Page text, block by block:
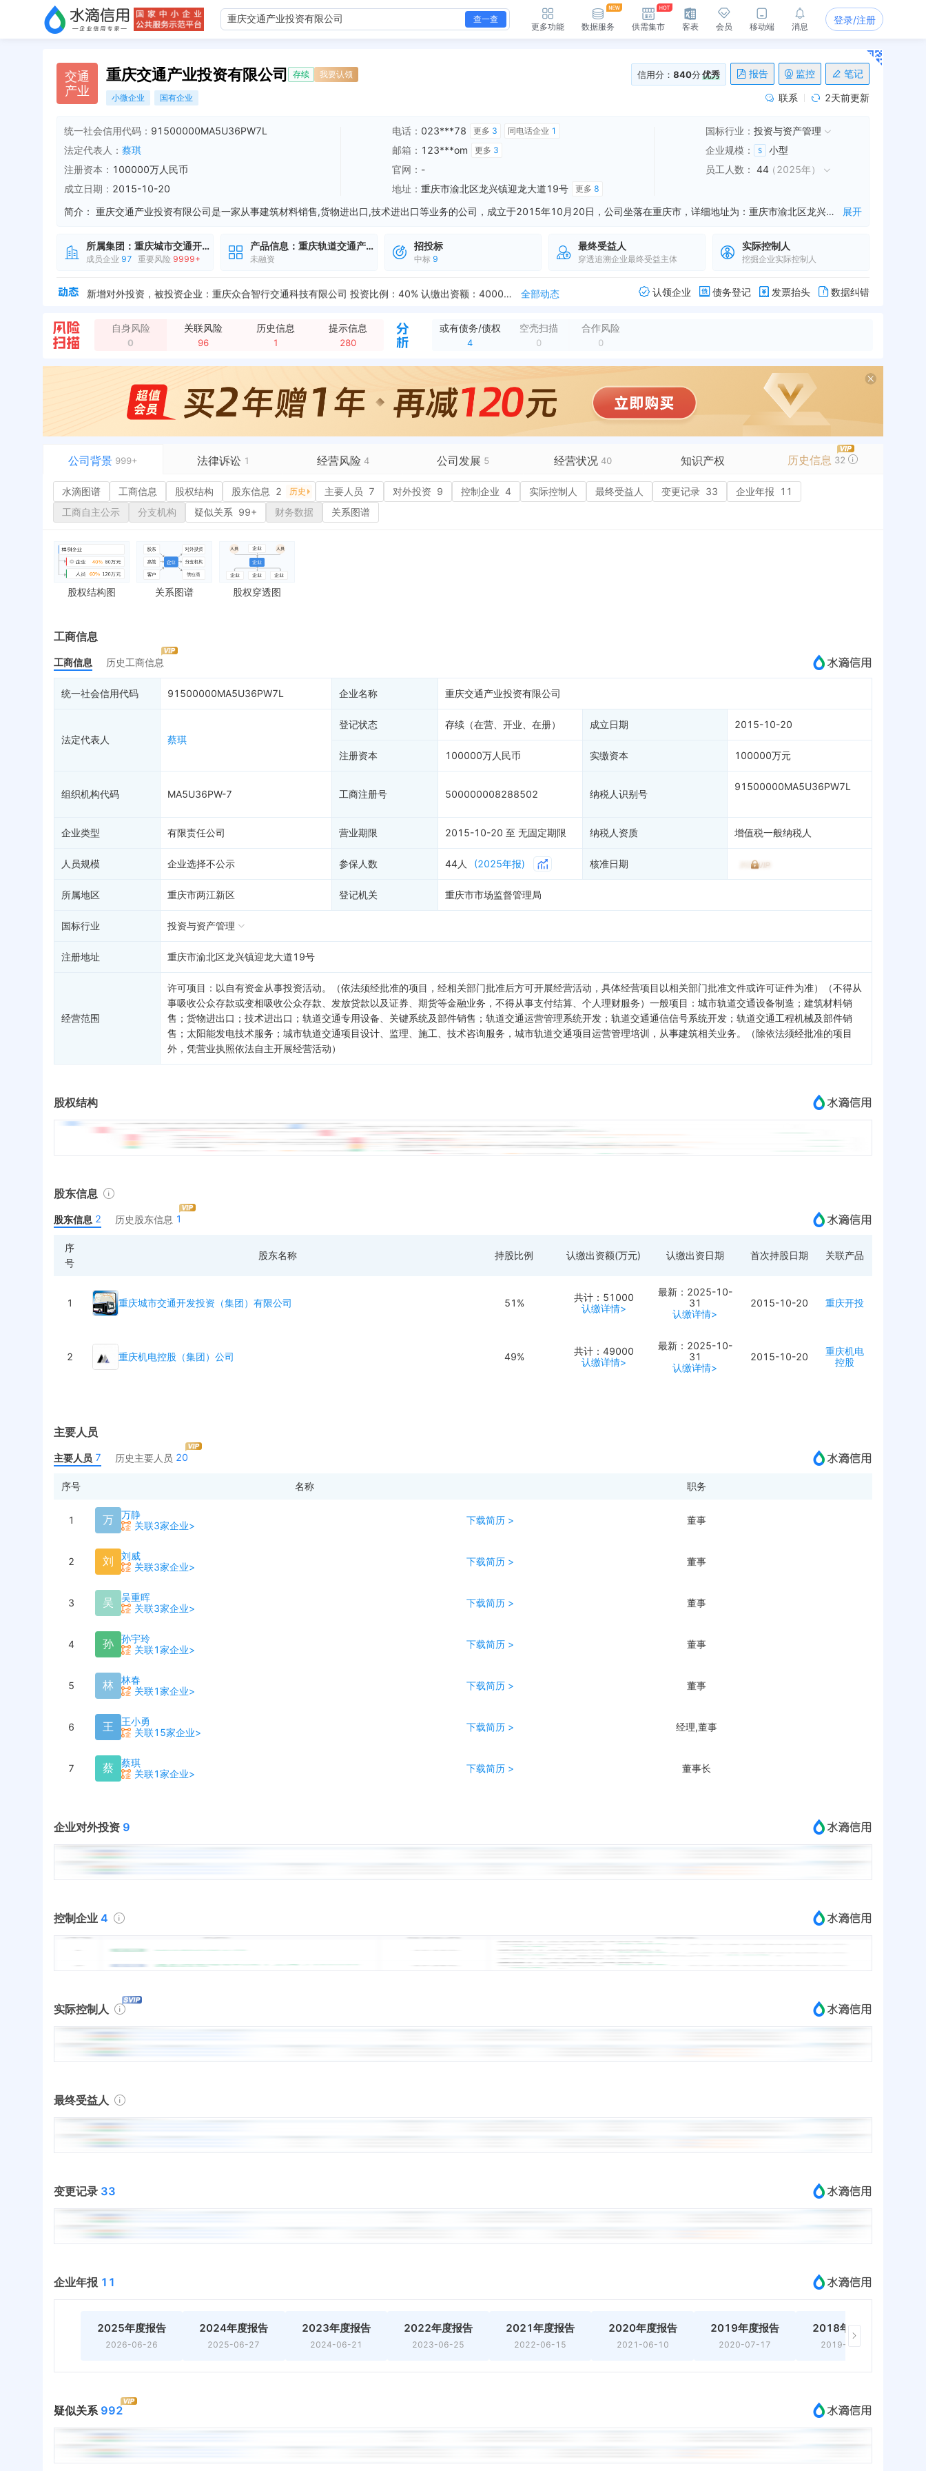
查一查
更多功能 数据服务 供需集市 客表 会员 移动端 消息
登录/注册
交通
产业
重庆交通产业投资有限公司 存续 我要认领 信用分： 840分优秀 报告 监控 笔记
小微企业 国有企业 联系 2天前更新
统一社会信用代码： 91500000MA5U36PW7L
法定代表人： 蔡琪
注册资本： 100000万人民币
成立日期： 2015-10-20
电话： 023***78 更多 3 同电话企业 1
邮箱： 123***om 更多 3
官网： -
地址： 重庆市渝北区龙兴镇迎龙大道19号 更多 8
国标行业： 投资与资产管理
企业规模 ：
小型
员工人数 ： 44（2025年）
简介： 重庆交通产业投资有限公司是一家从事建筑材料销售,货物进出口,技术进出口等业务的公司，成立于2015年10月20日，公司坐落在重庆市，详细地址为：重庆市渝北区龙兴镇迎龙大道19号;经国家企业信用信息公示系统查询得知，重庆交通产业投资有限公司的信用代码/税号为91500000MA5U36PW7L，法人是蔡琪，注册资本为100000.000000万，企业的经营范围为:许可项目：以自有资金从事投资活动。（依法须经批准的项目，经相关部门批准后方可开展经营活动，具体经营项目以相关部门批准文件或许可证件为准）（不得从事吸收公众存款或变相吸收公众存款、发放贷款以及证券、期货等金融业务，不得从事支付结算、个人理财服务）一般项目：城市轨道交通设备制造；建筑材料销售；货物进出口；技术进出口；轨道交通专用设备、关键系统及部件销售；轨道交通运营管理系统开发；轨道交通通信信号系统开发；轨道交通工程机械及部件销售；太阳能发电技术服务；城市轨道交通项目设计、监理、施工、技术咨询服务，城市轨道交通项目运营管理培训，从事建筑相关业务。（除依法须经批准的项目外，凭营业执照依法自主开展经营活动） 展开
所属集团： 重庆城市交通开发投资
成员企业 97 重要风险 9999+
产品信息： 重庆轨道交通产业投资
未融资
招投标
中标 9
最终受益人
穿透追溯企业最终受益主体
实际控制人
挖掘企业实际控制人
全部动态
全部动态
全部动态
企业名称变更，变更前：重庆轨道交通产业投资有限公司 变更后：重庆交通产业投资有限公司
全部动态
经营范围变更，变更前：一般项目：利用自有资金对城市轨道交通项目进行投资及相关项目运营管理（不得从事吸收公众存款或变相吸收公众存款、发放贷款以及证券、期货等...
全部动态
新闻，6578万!重庆机电控股集团拟中标 轨道纵横
企业地址变更，新增年报地址：重庆市渝北区梧桐路交通开投大厦8楼
全部动态
新增对外投资，被投资企业：重庆中车时代电气技术有限公司 投资比例：40% 认缴出资额：6000.0万元
全部动态
认领企业 债务登记 发票抬头 数据纠错
自身风险
0
关联风险
96
历史信息
1
提示信息
280
或有债务/债权
4
空壳扫描
0
合作风险
0
公司背景 999+ 法律诉讼 1 经营风险 4 公司发展 5 经营状况 40 知识产权 历史信息 32
水滴图谱
工商信息
股东信息
历史
主要人员 7
对外投资
控制企业 4
最终受益人
企业年报
11
工商自主公示
财务数据
司法案件
立案信息
法院公告
裁判文书
送达公告
被执行人
终本案件
询价评估
司法协助
或有债务债权 4
经营异常
注销备案
融资历史
招投标 20
信用评价
进出口信用 1
债券信息
地块公示
客户
商标信息
成为vip查看
水滴图谱 工商信息 股权结构 股东信息 2 历史 主要人员 7 对外投资 9 控制企业 4 实际控制人 最终受益人 变更记录 33 企业年报
11
工商自主公示
分支机构 疑似关系 99+ 财务数据 关系图谱
股权结构图 关系图谱 股权穿透图
工商信息
工商信息 历史工商信息
统一社会信用代码 91500000MA5U36PW7L 企业名称 重庆交通产业投资有限公司
法定代表人 蔡琪
登记状态 存续（在营、开业、在册） 成立日期 2015-10-20
注册资本 100000万人民币 实缴资本 100000万元
组织机构代码 MA5U36PW-7 工商注册号 500000008288502 纳税人识别号
91500000MA5U36PW7L
企业类型 有限责任公司 营业期限 2015-10-20 至 无固定期限 纳税人资质 增值税一般纳税人
人员规模 企业选择不公示 参保人数 44人 (2025年报) 核准日期
所属地区 重庆市两江新区 登记机关 重庆市市场监督管理局
国标行业 投资与资产管理
注册地址 重庆市渝北区龙兴镇迎龙大道19号
经营范围
许可项目：以自有资金从事投资活动。（依法须经批准的项目，经相关部门批准后方可开展经营活动，具体经营项目以相关部门批准文件或许可证件为准）（不得从
事吸收公众存款或变相吸收公众存款、发放贷款以及证券、期货等金融业务，不得从事支付结算、个人理财服务）一般项目：城市轨道交通设备制造；建筑材料销
售；货物进出口；技术进出口；轨道交通专用设备、关键系统及部件销售；轨道交通运营管理系统开发；轨道交通通信信号系统开发；轨道交通工程机械及部件销
售；太阳能发电技术服务；城市轨道交通项目设计、监理、施工、技术咨询服务，城市轨道交通项目运营管理培训，从事建筑相关业务。（除依法须经批准的项目
外，凭营业执照依法自主开展经营活动）
股权结构
股东信息
股东信息 2 历史股东信息 1
序
号
股东名称 持股比例 认缴出资额(万元) 认缴出资日期 首次持股日期 关联产品
1 重庆城市交通开发投资（集团）有限公司 51%
共计：51000
认缴详情>
最新：2025-10-
31
认缴详情>
2015-10-20 重庆开投
2 重庆机电控股（集团）公司 49%
共计：49000
认缴详情>
最新：2025-10-
31
认缴详情>
2015-10-20
重庆机电
控股
主要人员
主要人员 7 历史主要人员 20
序号 名称 职务
1 万
万静
关联3家企业>
下载简历 > 董事
2 刘
刘威
关联3家企业>
下载简历 > 董事
3 吴
吴重晖
关联3家企业>
下载简历 > 董事
4 孙
孙宇玲
关联1家企业>
下载简历 > 董事
5 林
林春
关联1家企业>
下载简历 > 董事
6 王
王小勇
关联15家企业>
下载简历 > 经理,董事
7 蔡
蔡琪
关联1家企业>
下载简历 > 董事长
企业对外投资 9
控制企业 4
实际控制人
最终受益人
变更记录 33
企业年报 11
2025年度报告
2026-06-26
2024年度报告
2025-06-27
2023年度报告
2024-06-21
2022年度报告
2023-06-25
2021年度报告
2022-06-15
2020年度报告
2021-06-10
2019年度报告
2020-07-17
2018年度报告
2019-06-18
疑似关系 992